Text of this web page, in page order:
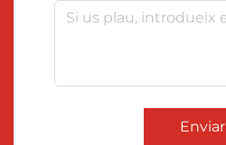
Enviar